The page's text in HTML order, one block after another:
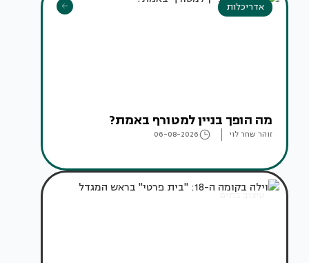
אדריכלות
מה הופך בניין למטורף באמת?
זוהר שחר לוי 06-08-2026
עיצוב בתים